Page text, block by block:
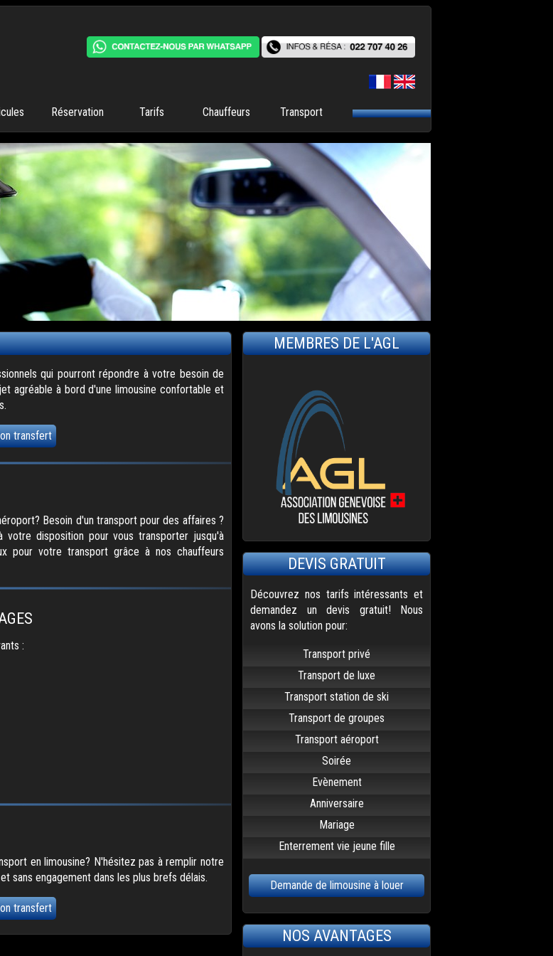
Réservation Tarifs Chauffeurs Transport
qui pourront répondre à votre besoin de
agréable à bord d'une limousine confortable et
transfert
Besoin d'un transport pour des affaires ?
votre disposition pour vous transporter jusqu'à
pour votre transport grâce à nos chauffeurs
:
en limousine? N'hésitez pas à remplir notre
sans engagement dans les plus brefs délais.
transfert
MEMBRES DE L'AGL
DEVIS GRATUIT
Découvrez nos tarifs intéressants et
demandez un devis gratuit! Nous
avons la solution pour:
Transport privé
Transport de luxe
Transport station de ski
Transport de groupes
Transport aéroport
Soirée
Evènement
Anniversaire
Mariage
Enterrement vie jeune fille
Demande de limousine à louer
NOS AVANTAGES